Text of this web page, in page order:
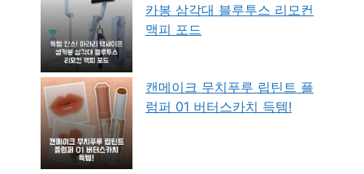
카봉 삼각대 블루투스 리모컨
맥피 포드
캔메이크 무치푸루 립틴트 플
럼퍼 01 버터스카치 득템!